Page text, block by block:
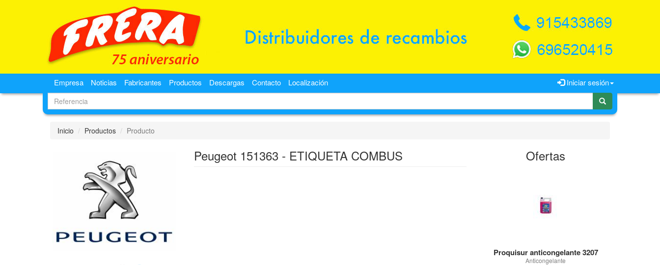
Iniciar sesión
Empresa Noticias Fabricantes Productos Descargas Contacto Localización
Inicio Productos Producto
Peugeot 151363 - ETIQUETA COMBUS Ofertas
Proquisur anticongelante 3207
Anticongelante